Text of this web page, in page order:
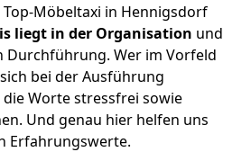
Top-Möbeltaxi in Hennigsdorf
liegt in der Organisation und
Durchführung. Wer im Vorfeld
bei der Ausführung
Worte stressfrei sowie
Und genau hier helfen uns
Erfahrungswerte.